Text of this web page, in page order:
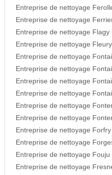
Entreprise de nettoyage
Entreprise de nettoyage
Entreprise de nettoyage Flagy
Entreprise de nettoyage
Entreprise de nettoyage
Entreprise de nettoyage
Entreprise de nettoyage
Entreprise de nettoyage
Entreprise de nettoyage
Entreprise de nettoyage
Entreprise de nettoyage
Entreprise de nettoyage
Entreprise de nettoyage Fouju
Entreprise de nettoyage